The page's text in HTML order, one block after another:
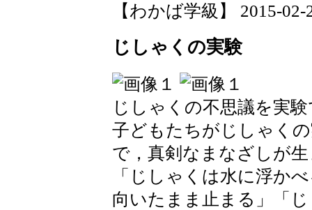
【わかば学級】 2015-02-
じしゃくの実験
じしゃくの不思議を実
子どもたちがじしゃく
で，真剣なまなざしが
「じしゃくは水に浮か
向いたまま止まる」「